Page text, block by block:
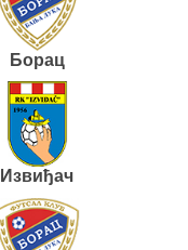
Борац
Извиђач